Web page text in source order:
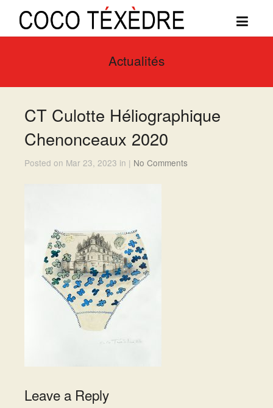
Actualités
CT Culotte Héliographique
Chenonceaux 2020
Posted on Mar 23, 2023 in | No Comments
Leave a Reply